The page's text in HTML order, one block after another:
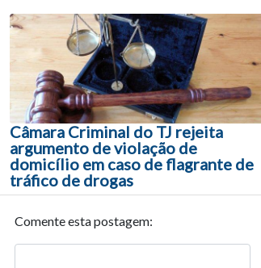
Navegação entre posts
Câmara Criminal do TJ rejeita
argumento de violação de
domicílio em caso de flagrante de
tráfico de drogas
Comente esta postagem: